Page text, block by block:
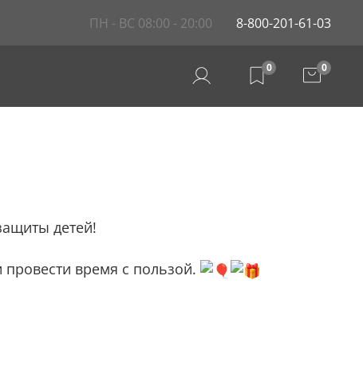
ПН - ВС 08:00 - 20:00 8-800-201-61-03
0 0
детей!
время с пользой.